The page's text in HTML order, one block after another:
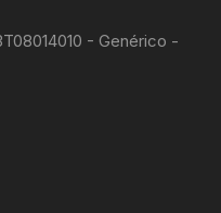
- Genérico -